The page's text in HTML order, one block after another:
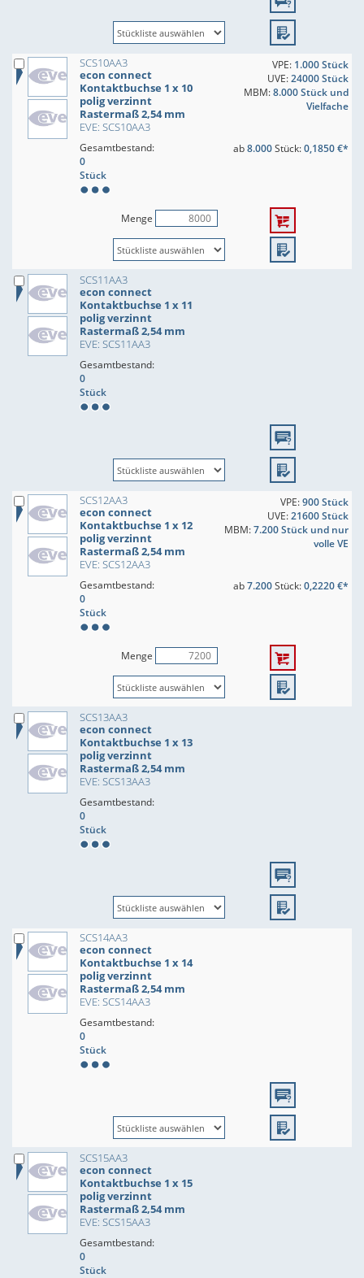
SCS10AA3
econ connect
Kontaktbuchse 1 x 10
polig verzinnt
Rastermaß 2,54 mm
EVE: SCS10AA3
VPE: 1.000 Stück
UVE:24000 Stück
MBM:8.000 Stück und
Vielfache
Gesamtbestand:
0
Stück
ab8.000Stück:0,1850 €*
Menge
SCS11AA3
econ connect
Kontaktbuchse 1 x 11
polig verzinnt
Rastermaß 2,54 mm
EVE: SCS11AA3
Gesamtbestand:
0
Stück
SCS12AA3
econ connect
Kontaktbuchse 1 x 12
polig verzinnt
Rastermaß 2,54 mm
EVE: SCS12AA3
VPE:900 Stück
UVE:21600 Stück
MBM:7.200 Stück und nur
volle VE
Gesamtbestand:
0
Stück
ab7.200Stück:0,2220 €*
Menge
SCS13AA3
econ connect
Kontaktbuchse 1 x 13
polig verzinnt
Rastermaß 2,54 mm
EVE: SCS13AA3
Gesamtbestand:
0
Stück
SCS14AA3
econ connect
Kontaktbuchse 1 x 14
polig verzinnt
Rastermaß 2,54 mm
EVE: SCS14AA3
Gesamtbestand:
0
Stück
SCS15AA3
econ connect
Kontaktbuchse 1 x 15
polig verzinnt
Rastermaß 2,54 mm
EVE: SCS15AA3
Gesamtbestand:
0
Stück